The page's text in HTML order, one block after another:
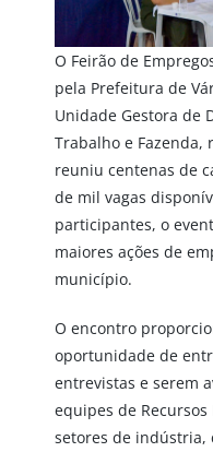
O Feirão de
pela Prefeitura de
Unidade Gestora de
Trabalho e
reuniu centenas de
de mil vagas
participantes, o
maiores ações de
município.
O encontro
oportunidade de
entrevistas e serem
equipes de
setores de indústria,